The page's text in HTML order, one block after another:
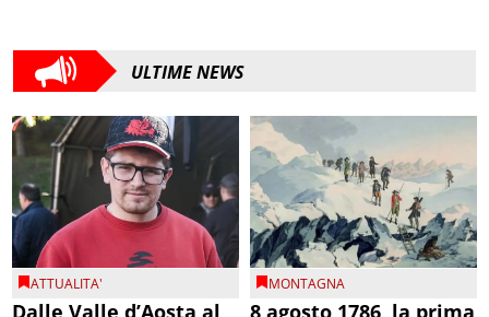
ULTIME NEWS
ATTUALITA'
Dalle Valle d’Aosta al
MONTAGNA
8 agosto 1786, la prima